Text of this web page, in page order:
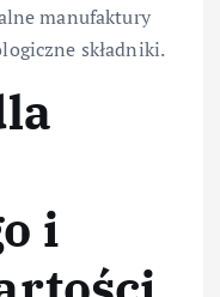
manufaktury
składniki.
i